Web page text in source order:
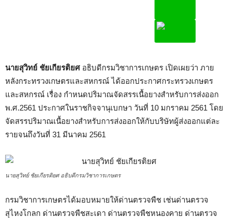
นายสุวิทย์ ชัยเกียรติยศ อธิบดีกรมวิชาการเกษตร เปิดเผยว่า ภาย
หลังกระทรวงเกษตรและสหกรณ์ ได้ออกประกาศกระทรวงเกษตร
และสหกรณ์ เรื่อง กำหนดปริมาณจัดสรรเนื้อยางสำหรับการส่งออก
พ.ศ.2561 ประกาศในราชกิจจานุเบกษา วันที่ 10 มกราคม 2561 โดย
จัดสรรปริมาณเนื้อยางสำหรับการส่งออกให้กับบริษัทผู้ส่งออกแต่ละ
รายจนถึงวันที่ 31 มีนาคม 2561
นายสุวิทย์ ชัยเกียรติยศ อธิบดีกรมวิชาการเกษตร
กรมวิชาการเกษตรได้มอบหมายให้ด่านตรวจพืช เช่นด่านตรวจ
สุไหงโกลก ด่านตรวจพืชสะเดา ด่านตรวจพืชหนองคาย ด่านตรวจ